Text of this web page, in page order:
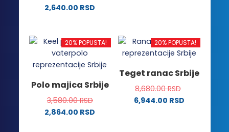
izabrane
proizvoda.
proizvoda.
2,640.00 RSD
ima
više
varijanti.
mogu
biti
izabrane
više
varijanti.
mogu
biti
izabrane
20% POPUSTA!
Polo majica Srbije
3,580.00RSD
2,864.00 RSD
20% POPUSTA!
Teget ranac Srbije
8,680.00RSD
6,944.00 RSD